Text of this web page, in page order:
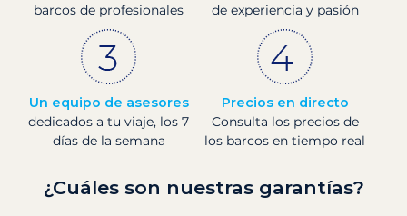
barcos de profesionales
de experiencia y pasión
Un equipo de asesores
dedicados a tu viaje, los 7
días de la semana
Precios en directo
Consulta los precios de
los barcos en tiempo real
¿Cuáles son nuestras garantías?